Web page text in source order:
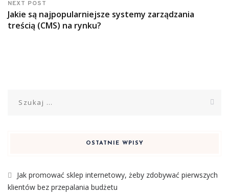
NEXT POST
Jakie są najpopularniejsze systemy zarządzania
treścią (CMS) na rynku?
OSTATNIE WPISY
Jak promować sklep internetowy, żeby zdobywać pierwszych
klientów bez przepalania budżetu